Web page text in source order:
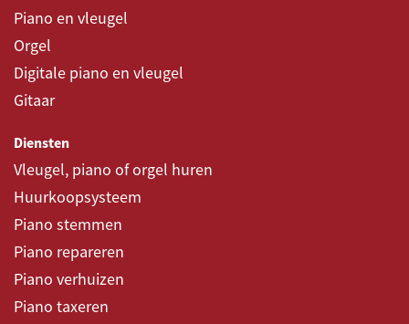
Piano en vleugel
Orgel
Digitale piano en vleugel
Gitaar
Diensten
Vleugel, piano of orgel huren
Huurkoopsysteem
Piano stemmen
Piano repareren
Piano verhuizen
Piano taxeren